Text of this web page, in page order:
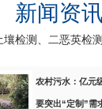
新闻资讯
壤检测、二恶英检
农村污水：亿元
要突出“定制”需